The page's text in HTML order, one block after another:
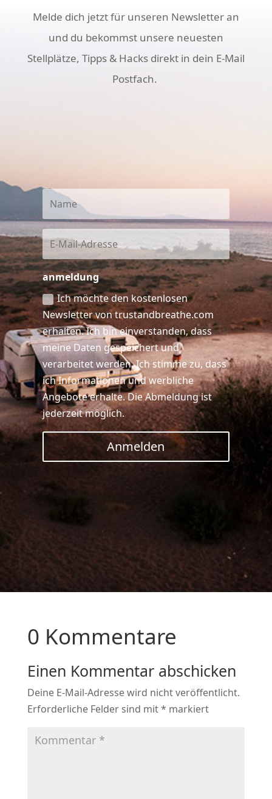
Melde dich jetzt für unseren Newsletter an
und du bekommst unsere neuesten
Stellplätze, Tipps & Hacks direkt in dein E-Mail
Postfach.
anmeldung
Ich möchte den kostenlosen
Newsletter von trustandbreathe.com
erhalten. Ich bin einverstanden, dass
meine Daten gespeichert und
verarbeitet werden. Ich stimme zu, dass
ich Informationen und werbliche
Angebote erhalte. Die Abmeldung ist
jederzeit möglich.
Anmelden
0 Kommentare
Einen Kommentar abschicken
Deine E-Mail-Adresse wird nicht veröffentlicht.
Erforderliche Felder sind mit* markiert